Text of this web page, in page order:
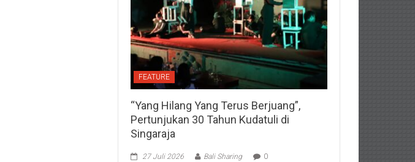
FEATURE
“Yang Hilang Yang Terus Berjuang”,
Pertunjukan 30 Tahun Kudatuli di
Singaraja
27 Juli 2026 Bali Sharing 0